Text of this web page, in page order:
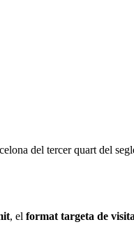
del tercer quart del
, el format targeta de